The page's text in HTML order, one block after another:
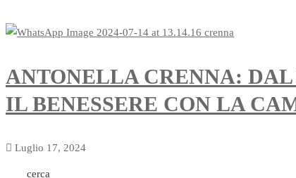
ANTONELLA CRENNA: DAL
IL BENESSERE CON LA
Luglio 17, 2024
cerca